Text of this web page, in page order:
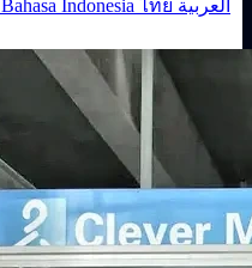
Bahasa Indonesiaไทย العربية